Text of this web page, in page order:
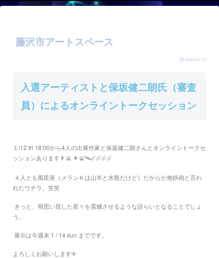
藤沢市アートスペース
2024.01.11
入選アーティストと保坂健二朗氏（審査
員）によるオンライントークセッション
１/12 fri 18:00から4人の出展作家と保坂健二朗さんとオンライントークセ
ッションあります 👨‍💻 👩‍💻🛰️☄️☄️☄️☄️
４人とも風星座（メランＫは山羊と水瓶だけど）だからか無鉄砲と言わ
れたウチラ。笑笑
きっと、明思い屈した星々を震撼させるような語らいとなることでしょ
う。
展示は今週末 1 / 14 sun までです。
よろしくお願いします✛